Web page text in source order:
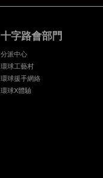
十字路會部門
分派中心
環球工藝村
環球援手網絡
環球X體驗